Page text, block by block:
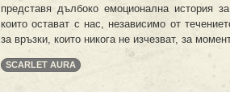
представя дълбоко емоционална история
които остават с нас, независимо от
за връзки, които никога не изчезват, за
SCARLET AURA